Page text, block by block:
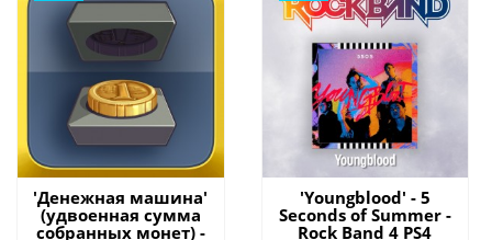
'Денежная машина'
(удвоенная сумма
собранных монет) -
'Youngblood' - 5
Seconds of Summer -
Rock Band 4 PS4